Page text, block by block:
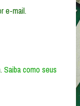
e-mail.
Saiba como seus